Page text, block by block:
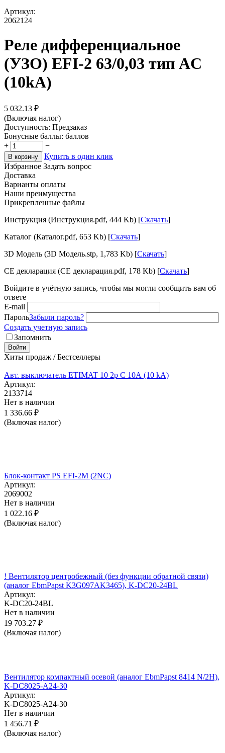
Артикул:
2062124
Реле дифференциальное
(УЗО) EFI-2 63/0,03 тип AC
(10kA)
5 032.13 ₽
(Включая налог)
Доступность: Предзаказ
Бонусные баллы: баллов
+
−
В корзину
Купить в один клик
Избранное Задать вопрос
Доставка
Варианты оплаты
Наши преимущества
Прикрепленные файлы
Инструкция (Инструкция.pdf, 444 Kb) [Скачать]
Каталог (Каталог.pdf, 653 Kb) [Скачать]
3D Модель (3D Модель.stp, 1,783 Kb) [Скачать]
CE декларация (CE декларация.pdf, 178 Kb) [Скачать]
Войдите в учётную запись, чтобы мы могли сообщить вам об
ответе
E-mail
ПарольЗабыли пароль?
Создать учетную запись
Запомнить
Войти
Хиты продаж / Бестселлеры
Авт. выключатель ETIMAT 10 2p C 10А (10 kA)
Артикул:
2133714
Нет в наличии
1 336.66 ₽
(Включая налог)
Блок-контакт PS EFI-2M (2NC)
Артикул:
2069002
Нет в наличии
1 022.16 ₽
(Включая налог)
! Вентилятор центробежный (без функции обратной связи)
(аналог EbmPapst K3G097AK3465), K-DC20-24BL
Артикул:
K-DC20-24BL
Нет в наличии
19 703.27 ₽
(Включая налог)
Вентилятор компактный осевой (аналог EbmPapst 8414 N/2H),
K-DC8025-A24-30
Артикул:
K-DC8025-A24-30
Нет в наличии
1 456.71 ₽
(Включая налог)